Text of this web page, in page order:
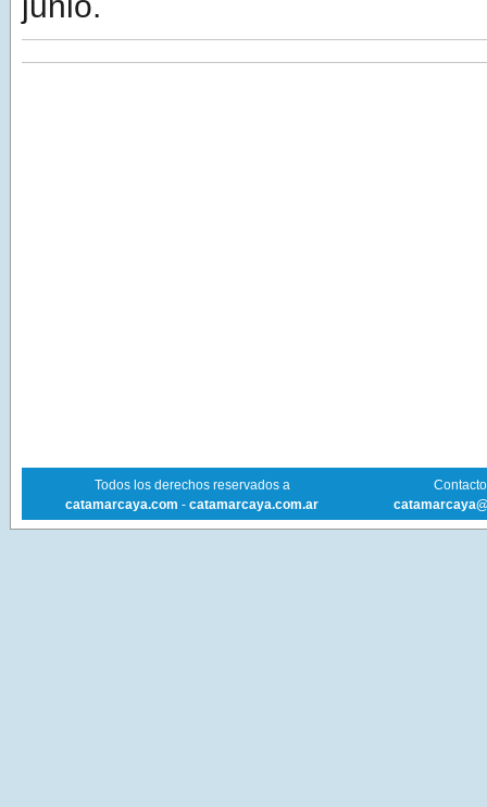
Todos los derechos reservados a
catamarcaya.com - catamarcaya.com.ar